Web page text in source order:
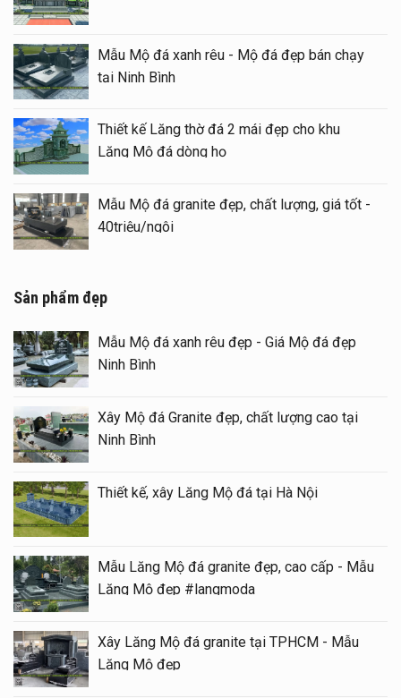
Mẫu Mộ đá xanh rêu - Mộ đá đẹp bán chạy
tại Ninh Bình
Thiết kế Lăng thờ đá 2 mái đẹp cho khu
Lăng Mộ đá dòng họ
Mẫu Mộ đá granite đẹp, chất lượng, giá tốt -
40triệu/ngôi
Sản phẩm đẹp
Mẫu Mộ đá xanh rêu đẹp - Giá Mộ đá đẹp
Ninh Bình
Xây Mộ đá Granite đẹp, chất lượng cao tại
Ninh Bình
Thiết kế, xây Lăng Mộ đá tại Hà Nội
Mẫu Lăng Mộ đá granite đẹp, cao cấp - Mẫu
Lăng Mộ đẹp #langmoda
Xây Lăng Mộ đá granite tại TPHCM - Mẫu
Lăng Mộ đẹp